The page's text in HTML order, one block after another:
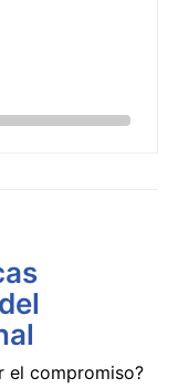
el compromiso?